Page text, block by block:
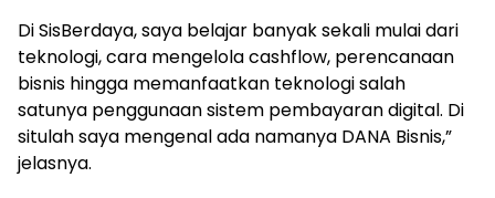
Di SisBerdaya, saya belajar banyak sekali mulai dari
teknologi, cara mengelola cashflow, perencanaan
bisnis hingga memanfaatkan teknologi salah
satunya penggunaan sistem pembayaran digital. Di
situlah saya mengenal ada namanya DANA Bisnis,”
jelasnya.